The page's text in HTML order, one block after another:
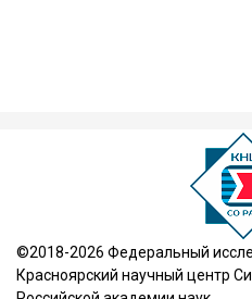
©2018-2026 Федеральный
Красноярский научный центр